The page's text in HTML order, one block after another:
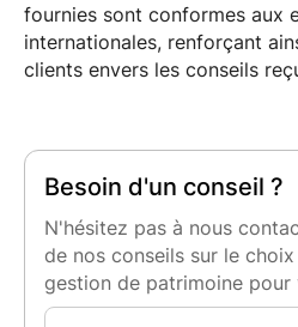
fournies sont conformes aux
internationales, renforçant
clients envers les conseils
Besoin d'un conseil ?
N'hésitez pas à nous
de nos conseils sur le
gestion de patrimoine pour